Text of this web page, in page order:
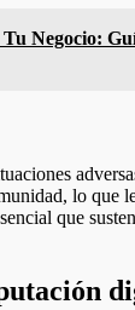
Negocio:
lo que
que